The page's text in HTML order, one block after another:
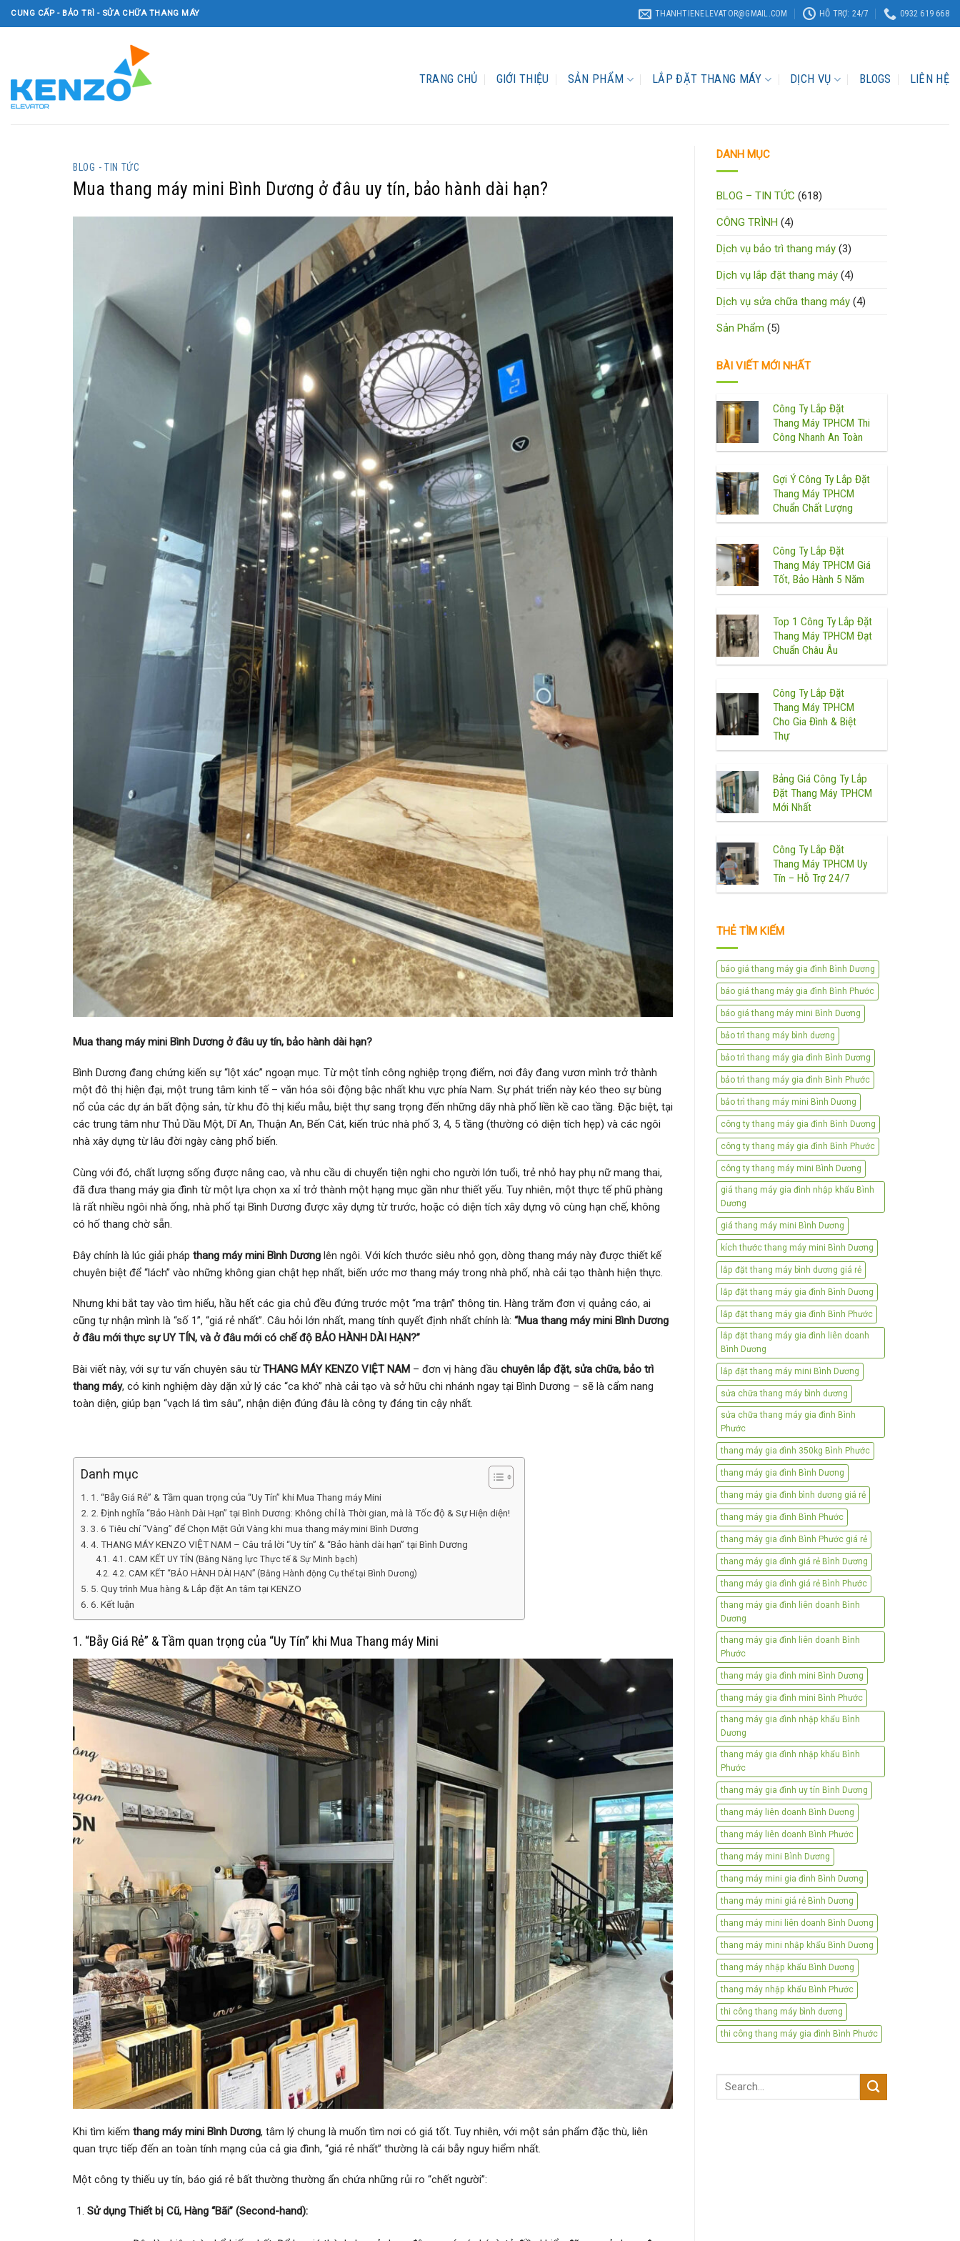
Skip
to
CUNG CẤP - BẢO TRÌ - SỬA CHỮA THANG MÁY THANHTIENELEVATOR@GMAIL.COM HỖ TRỢ: 24/7 0932 619 668
TRANG CHỦ GIỚI THIỆU SẢN PHẨM LẮP ĐẶT THANG MÁY DỊCH VỤ BLOGS LIÊN HỆ
BLOG - TIN TỨC
Mua thang máy mini Bình Dương ở đâu uy tín, bảo hành dài hạn?
Mua thang máy mini Bình Dương ở đâu uy tín, bảo hành dài hạn?
Bình Dương đang chứng kiến sự “lột xác” ngoạn mục. Từ một tỉnh công nghiệp trọng điểm, nơi đây đang vươn mình trở thành
một đô thị hiện đại, một trung tâm kinh tế – văn hóa sôi động bậc nhất khu vực phía Nam. Sự phát triển này kéo theo sự bùng
nổ của các dự án bất động sản, từ khu đô thị kiểu mẫu, biệt thự sang trọng đến những dãy nhà phố liền kề cao tầng. Đặc biệt, tại
các trung tâm như Thủ Dầu Một, Dĩ An, Thuận An, Bến Cát, kiến trúc nhà phố 3, 4, 5 tầng (thường có diện tích hẹp) và các ngôi
nhà xây dựng từ lâu đời ngày càng phổ biến.
Cùng với đó, chất lượng sống được nâng cao, và nhu cầu di chuyển tiện nghi cho người lớn tuổi, trẻ nhỏ hay phụ nữ mang thai,
đã đưa thang máy gia đình từ một lựa chọn xa xỉ trở thành một hạng mục gần như thiết yếu. Tuy nhiên, một thực tế phũ phàng
là rất nhiều ngôi nhà ống, nhà phố tại Bình Dương được xây dựng từ trước, hoặc có diện tích xây dựng vô cùng hạn chế, không
có hố thang chờ sẵn.
Đây chính là lúc giải pháp thang máy mini Bình Dương lên ngôi. Với kích thước siêu nhỏ gọn, dòng thang máy này được thiết kế
chuyên biệt để “lách” vào những không gian chật hẹp nhất, biến ước mơ thang máy trong nhà phố, nhà cải tạo thành hiện thực.
Nhưng khi bắt tay vào tìm hiểu, hầu hết các gia chủ đều đứng trước một “ma trận” thông tin. Hàng trăm đơn vị quảng cáo, ai
cũng tự nhận mình là “số 1”, “giá rẻ nhất”. Câu hỏi lớn nhất, mang tính quyết định nhất chính là: “Mua thang máy mini Bình Dương
ở đâu mới thực sự UY TÍN, và ở đâu mới có chế độ BẢO HÀNH DÀI HẠN?”
Bài viết này, với sự tư vấn chuyên sâu từTHANG MÁY KENZO VIỆT NAM – đơn vị hàng đầu chuyên lắp đặt, sửa chữa, bảo trì
thang máy, có kinh nghiệm dày dặn xử lý các “ca khó” nhà cải tạo và sở hữu chi nhánh ngay tại Bình Dương – sẽ là cẩm nang
toàn diện, giúp bạn “vạch lá tìm sâu”, nhận diện đúng đâu là công ty đáng tin cậy nhất.
Danh mục
1. “Bẫy Giá Rẻ” & Tầm quan trọng của “Uy Tín” khi Mua Thang máy Mini
2. Định nghĩa “Bảo Hành Dài Hạn” tại Bình Dương: Không chỉ là Thời gian, mà là Tốc độ & Sự Hiện diện!
3. 6 Tiêu chí “Vàng” để Chọn Mặt Gửi Vàng khi mua thang máy mini Bình Dương
4. THANG MÁY KENZO VIỆT NAM – Câu trả lời “Uy tín” & “Bảo hành dài hạn” tại Bình Dương
4.1. CAM KẾT UY TÍN (Bằng Năng lực Thực tế & Sự Minh bạch)
4.2. CAM KẾT “BẢO HÀNH DÀI HẠN” (Bằng Hành động Cụ thể tại Bình Dương)
5. Quy trình Mua hàng & Lắp đặt An tâm tại KENZO
6. Kết luận
1. “Bẫy Giá Rẻ” & Tầm quan trọng của “Uy Tín” khi Mua Thang máy Mini
Khi tìm kiếm thang máy mini Bình Dương, tâm lý chung là muốn tìm nơi có giá tốt. Tuy nhiên, với một sản phẩm đặc thù, liên
quan trực tiếp đến an toàn tính mạng của cả gia đình, “giá rẻ nhất” thường là cái bẫy nguy hiểm nhất.
Một công ty thiếu uy tín, báo giá rẻ bất thường thường ẩn chứa những rủi ro “chết người”:
Sử dụng Thiết bị Cũ, Hàng “Bãi” (Second-hand):
DANH MỤC
BLOG – TIN TỨC (618)
CÔNG TRÌNH (4)
Dịch vụ bảo trì thang máy (3)
Dịch vụ lắp đặt thang máy (4)
Dịch vụ sửa chữa thang máy (4)
Sản Phẩm (5)
BÀI VIẾT MỚI NHẤT
Công Ty Lắp Đặt
Thang Máy TPHCM Thi
Công Nhanh An Toàn
Gợi Ý Công Ty Lắp Đặt
Thang Máy TPHCM
Chuẩn Chất Lượng
Công Ty Lắp Đặt
Thang Máy TPHCM Giá
Tốt, Bảo Hành 5 Năm
Top 1 Công Ty Lắp Đặt
Thang Máy TPHCM Đạt
Chuẩn Châu Âu
Công Ty Lắp Đặt
Thang Máy TPHCM
Cho Gia Đình & Biệt
Thự
Bảng Giá Công Ty Lắp
Đặt Thang Máy TPHCM
Mới Nhất
Công Ty Lắp Đặt
Thang Máy TPHCM Uy
Tín – Hỗ Trợ 24/7
THẺ TÌM KIẾM
báo giá thang máy gia đình Bình Dương
báo giá thang máy gia đình Bình Phước
báo giá thang máy mini Bình Dương
bảo trì thang máy bình dương
bảo trì thang máy gia đình Bình Dương
bảo trì thang máy gia đình Bình Phước
bảo trì thang máy mini Bình Dương
công ty thang máy gia đình Bình Dương
công ty thang máy gia đình Bình Phước
công ty thang máy mini Bình Dương
giá thang máy gia đình nhập khẩu Bình
Dương
giá thang máy mini Bình Dương
kích thước thang máy mini Bình Dương
lắp đặt thang máy bình dương giá rẻ
lắp đặt thang máy gia đình Bình Dương
lắp đặt thang máy gia đình Bình Phước
lắp đặt thang máy gia đình liên doanh
Bình Dương
lắp đặt thang máy mini Bình Dương
sửa chữa thang máy bình dương
sửa chữa thang máy gia đình Bình
Phước
thang máy gia đình 350kg Bình Phước
thang máy gia đình Bình Dương
thang máy gia đình bình dương giá rẻ
thang máy gia đình Bình Phước
thang máy gia đình Bình Phước giá rẻ
thang máy gia đình giá rẻ Bình Dương
thang máy gia đình giá rẻ Bình Phước
thang máy gia đình liên doanh Bình
Dương
thang máy gia đình liên doanh Bình
Phước
thang máy gia đình mini Bình Dương
thang máy gia đình mini Bình Phước
thang máy gia đình nhập khẩu Bình
Dương
thang máy gia đình nhập khẩu Bình
Phước
thang máy gia đình uy tín Bình Dương
thang máy liên doanh Bình Dương
thang máy liên doanh Bình Phước
thang máy mini Bình Dương
thang máy mini gia đình Bình Dương
thang máy mini giá rẻ Bình Dương
thang máy mini liên doanh Bình Dương
thang máy mini nhập khẩu Bình Dương
thang máy nhập khẩu Bình Dương
thang máy nhập khẩu Bình Phước
thi công thang máy bình dương
thi công thang máy gia đình Bình Phước
Search